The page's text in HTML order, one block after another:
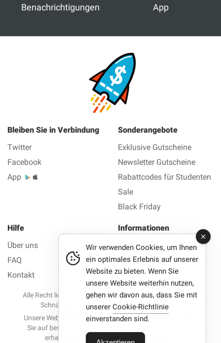
Benachrichtigungen
App
Bleiben Sie in Verbindung
Twitter
Facebook
App
Sonderangebote
Exklusive Gutscheine
Newsletter Gutscheine
Rabattcodes für Studenten
Sale
Black Friday
Hilfe
Über uns
FAQ
Kontakt
Informationen
Impressum
Datenschutz AGB
Alle Recht liegen bei © 2012-2026 Best Gutscheine — Alle
Schnäppchen und Gutscheine mit einem Klick.
Unsere Website nimmt an Partnerprogrammen teil. Wenn
Sie auf bestimmte Links klicken und einen Kauf tätigen,
erhalten wir möglicherweise eine Provision.
Wir verwenden Cookies, um Ihnen
ein optimales Erlebnis auf unserer
Website zu bieten. Wenn Sie
unsere Website weiterhin nutzen,
gehen wir davon aus, dass Sie mit
unserer Cookie-Richtlinie
einverstanden sind.